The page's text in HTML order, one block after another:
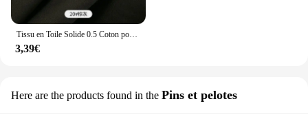
Tissu en Toile Solide 0.5 Coton pour Travaux Manuels, Matériel de Couture pour Juste de Canapé, Rideaux, Nappes, Taie d'Oreiller, Sacs, 100% m/1m/2m
3,39€
Here are the products found in the Pins et pelotes